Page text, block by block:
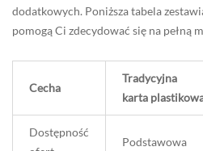
dodatkowych. Poniższa tabela
pomogą Ci zdecydować się na pełną
Cecha
Tradycyjna
karta
Dostępność
Podstawowa